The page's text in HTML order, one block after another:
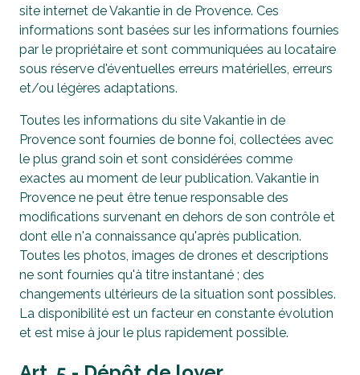
site internet de Vakantie in de Provence. Ces
informations sont basées sur les informations fournies
par le propriétaire et sont communiquées au locataire
sous réserve d'éventuelles erreurs matérielles, erreurs
et/ou légères adaptations.
Toutes les informations du site Vakantie in de
Provence sont fournies de bonne foi, collectées avec
le plus grand soin et sont considérées comme
exactes au moment de leur publication. Vakantie in
Provence ne peut être tenue responsable des
modifications survenant en dehors de son contrôle et
dont elle n'a connaissance qu'après publication.
Toutes les photos, images de drones et descriptions
ne sont fournies qu'à titre instantané ; des
changements ultérieurs de la situation sont possibles.
La disponibilité est un facteur en constante évolution
et est mise à jour le plus rapidement possible.